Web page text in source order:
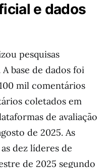
e dados
pesquisas
base de dados foi
mil comentários
coletados em
de avaliação
de 2025. As
dez líderes de
de 2025 segundo